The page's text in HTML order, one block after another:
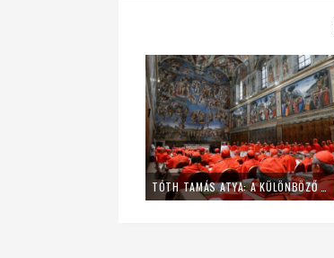
TÓTH TAMÁS ATYA: A KÜLÖNBÖZŐ CSOPORTOSULÁSOK FEJÉBEN BIZTOS VAN NÉHÁNY NÉV